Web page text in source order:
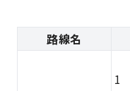
路線名
1